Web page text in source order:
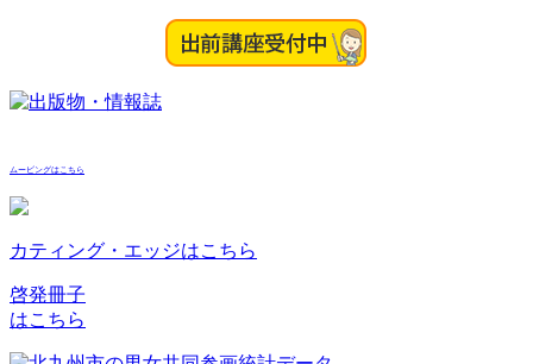
ムービングはこちら
カティング・エッジはこちら
啓発冊子
はこちら